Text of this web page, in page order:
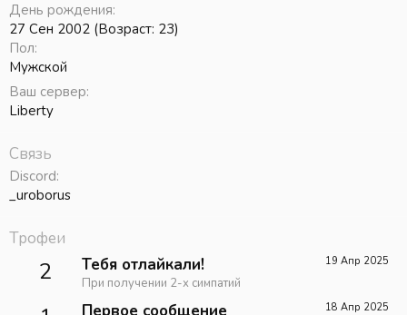
День рождения
27 Сен 2002 (Возраст: 23)
Пол
Мужской
Ваш сервер
Liberty
Связь
Discord
_uroborus
Трофеи
2 19 Апр 2025
Тебя отлайкали!
При получении 2-х симпатий
18 Апр 2025
Первое сообщение